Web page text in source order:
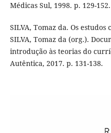
Médicas Sul, 1998. p. 129-152.
SILVA, Tomaz da. Os
SILVA, Tomaz da (org.).
introdução às teorias do
Autêntica, 2017. p. 131-138.